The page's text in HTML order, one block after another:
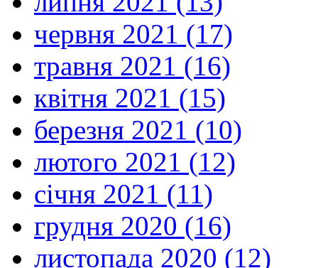
червня 2021 (17)
травня 2021 (16)
квітня 2021 (15)
березня 2021 (10)
лютого 2021 (12)
січня 2021 (11)
грудня 2020 (16)
листопада 2020 (12)